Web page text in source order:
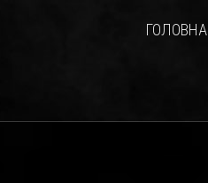
ГОЛОВНА